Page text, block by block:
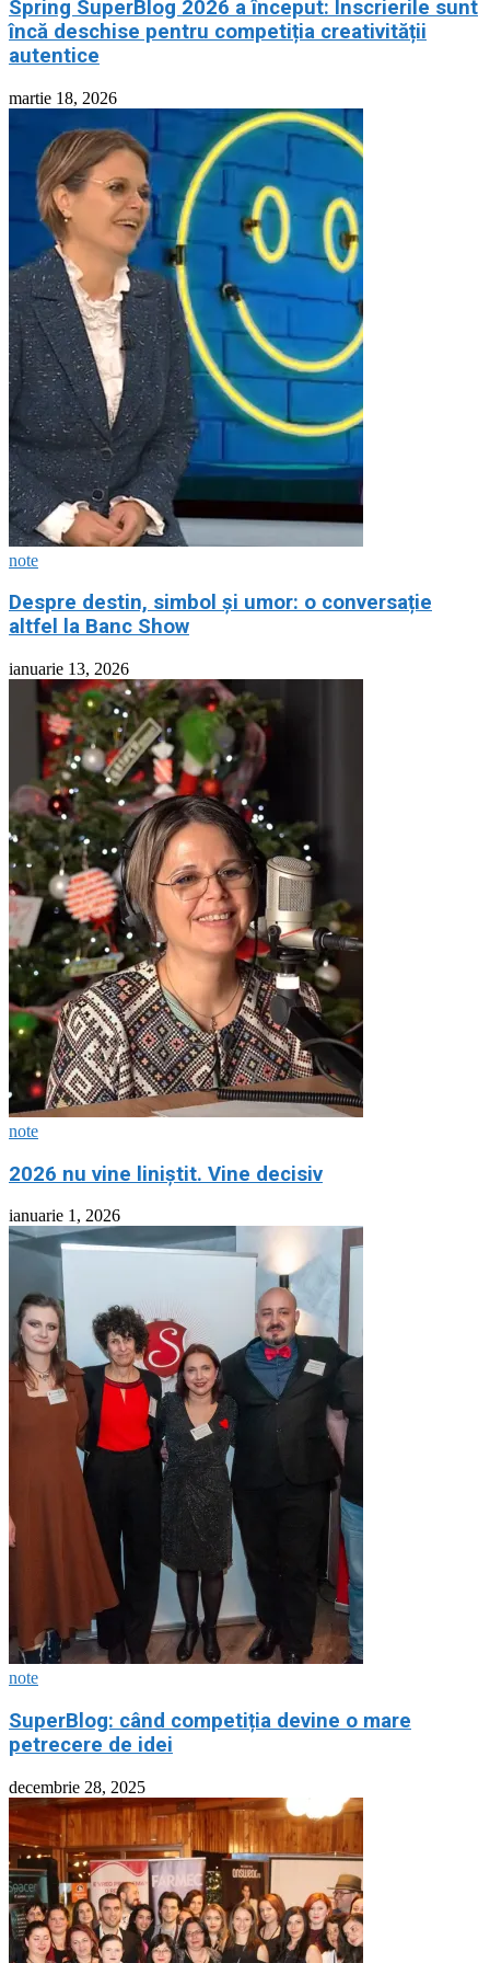
Spring SuperBlog 2026 a început: Înscrierile sunt
încă deschise pentru competiția creativității
autentice
martie 18, 2026
note
Despre destin, simbol și umor: o conversație
altfel la Banc Show
ianuarie 13, 2026
note
2026 nu vine liniștit. Vine decisiv
ianuarie 1, 2026
note
SuperBlog: când competiția devine o mare
petrecere de idei
decembrie 28, 2025